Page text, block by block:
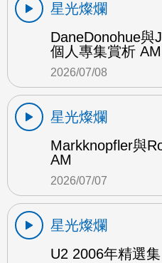
星光燦爛
DaneDonohue與
個人專集賞析 AM
2026/07/08
星光燦爛
Markknopfler與
AM
2026/07/07
星光燦爛
U2 2006年精選